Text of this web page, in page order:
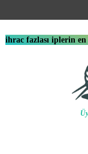
ihrac fazlası iplerin